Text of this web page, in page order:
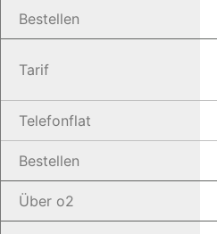
Bestellen
Tarif
Telefonflat
Bestellen
Über o2